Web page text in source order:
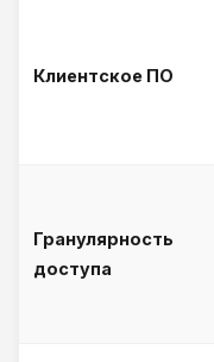
Клиентское ПО
Гранулярность
доступа